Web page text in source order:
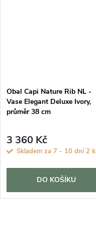
Obal Capi Nature Rib NL -
Vase Elegant Deluxe Ivory,
průměr 38 cm
3 360 Kč
Skladem za 7 - 10 dní 2
DO KOŠÍKU